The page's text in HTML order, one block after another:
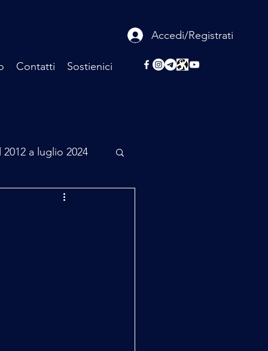
Accedi/Registrati
Contatti Sostienici
a luglio 2024